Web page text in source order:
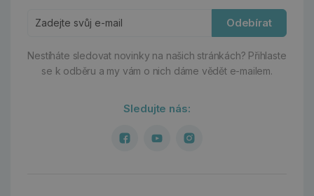
Odebírat
Nestíháte sledovat novinky na našich stránkách? Přihlaste
se k odběru a my vám o nich dáme vědět e-mailem.
Sledujte nás: